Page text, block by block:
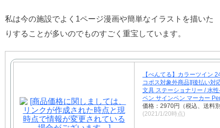
私は今の施設でよく1ページ漫画や簡単なイラストを描いた
りすることが多いのでものすごく重宝しています。
【ぺんてる】カラーツイン
コポス対象外商品][後払い対
文具 ステーショナリー / 水
ペン サインペン マーカー
価格：2970円（税込、送料
(2021/1/20時点)